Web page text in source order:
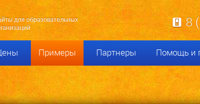
для образовательных
8
Примеры Партнеры Помощь и